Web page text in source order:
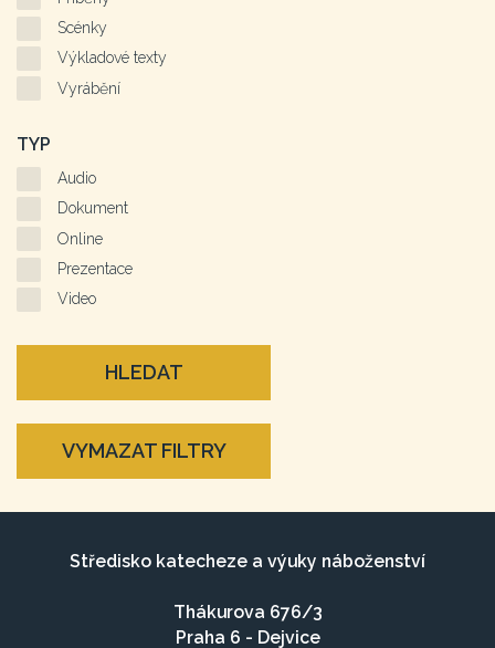
Scénky
Výkladové texty
Vyrábění
TYP
Audio
Dokument
Online
Prezentace
Video
HLEDAT
VYMAZAT FILTRY
Středisko katecheze a výuky náboženství
Thákurova 676/3
Praha 6 - Dejvice